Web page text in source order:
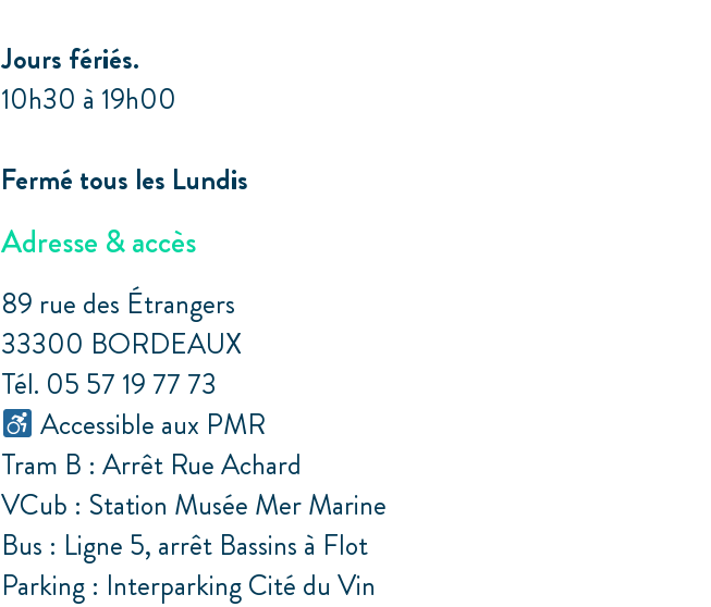
Jours fériés.
10h30 à 19h00
Fermé tous les Lundis
Adresse & accès
89 rue des Étrangers
33300 BORDEAUX
Tél. 05 57 19 77 73
Accessible aux PMR
Tram B : Arrêt Rue Achard
VCub : Station Musée Mer Marine
Bus : Ligne 5, arrêt Bassins à Flot
Parking : Interparking Cité du Vin